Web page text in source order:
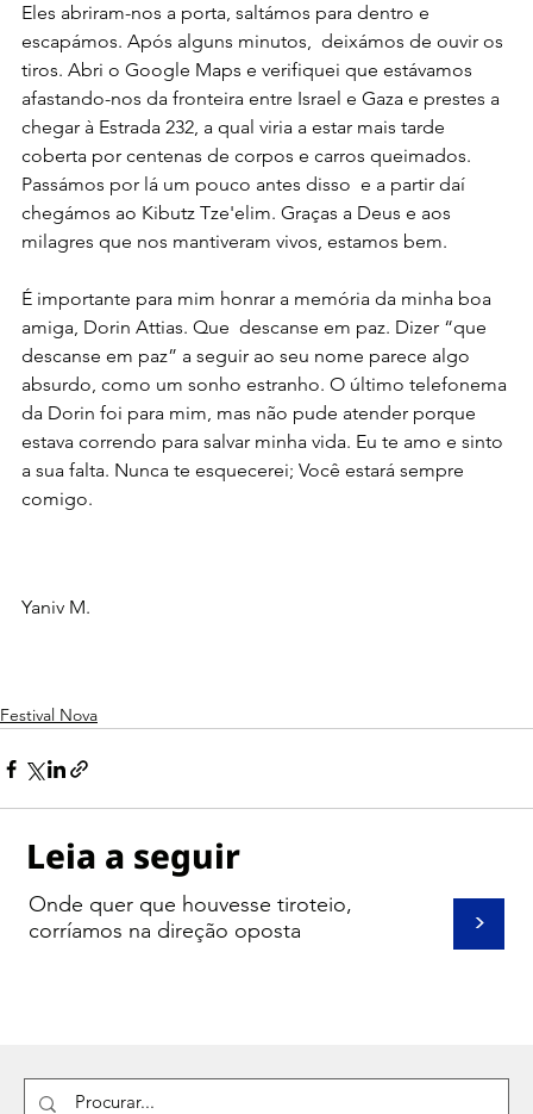
Leia a seguir
>
Onde quer que houvesse tiroteio,
corríamos na direção oposta
Eles abriram-nos a porta, saltámos para dentro e
escapámos. Após alguns minutos,  deixámos de ouvir os
tiros. Abri o Google Maps e verifiquei que estávamos
afastando-nos da fronteira entre Israel e Gaza e prestes a
chegar à Estrada 232, a qual viria a estar mais tarde
coberta por centenas de corpos e carros queimados.
Passámos por lá um pouco antes disso  e a partir daí
chegámos ao Kibutz Tze'elim. Graças a Deus e aos
milagres que nos mantiveram vivos, estamos bem.
É importante para mim honrar a memória da minha boa
amiga, Dorin Attias. Que  descanse em paz. Dizer “que
descanse em paz” a seguir ao seu nome parece algo
absurdo, como um sonho estranho. O último telefonema
da Dorin foi para mim, mas não pude atender porque
estava correndo para salvar minha vida. Eu te amo e sinto
a sua falta. Nunca te esquecerei; Você estará sempre
comigo.
Yaniv M.
Festival Nova